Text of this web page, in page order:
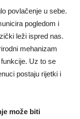
povlačenje u sebe.
pogledom i
leži ispred nas.
mehanizam
Uz to se
postaju rijetki i
može biti